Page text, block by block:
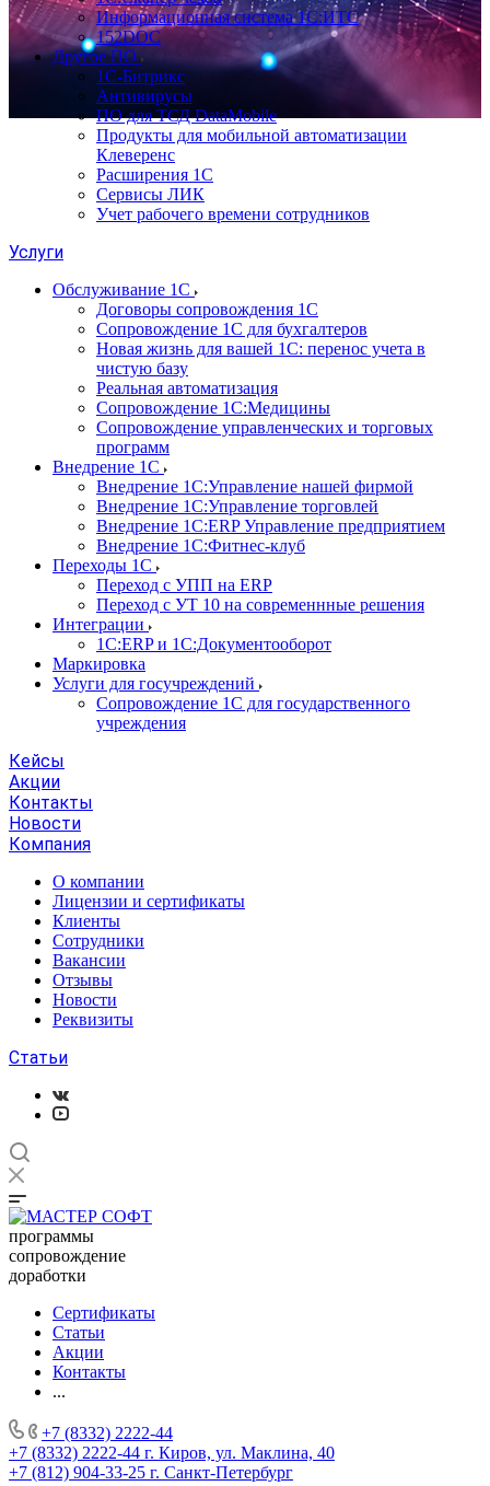
Информационная система 1С:ИТС
152DOC
Другое ПО
1С-Битрикс
Антивирусы
ПО для ТСД DataMobile
Продукты для мобильной автоматизации
Клеверенс
Расширения 1С
Сервисы ЛИК
Учет рабочего времени сотрудников
Услуги
Обслуживание 1С
Договоры сопровождения 1С
Сопровождение 1С для бухгалтеров
Новая жизнь для вашей 1С: перенос учета в
чистую базу
Реальная автоматизация
Сопровождение 1С:Медицины
Сопровождение управленческих и торговых
программ
Внедрение 1С
Внедрение 1С:Управление нашей фирмой
Внедрение 1С:Управление торговлей
Внедрение 1С:ERP Управление предприятием
Внедрение 1С:Фитнес-клуб
Переходы 1С
Переход с УПП на ERP
Переход с УТ 10 на современнные решения
Интеграции
1С:ERP и 1С:Документооборот
Маркировка
Услуги для госучреждений
Сопровождение 1С для государственного
учреждения
Кейсы
Акции
Контакты
Новости
Компания
О компании
Лицензии и сертификаты
Клиенты
Сотрудники
Вакансии
Отзывы
Новости
Реквизиты
Статьи
программы
сопровождение
доработки
Сертификаты
Статьи
Акции
Контакты
...
+7 (8332) 2222-44
+7 (8332) 2222-44 г. Киров, ул. Маклина, 40
+7 (812) 904-33-25 г. Санкт-Петербург